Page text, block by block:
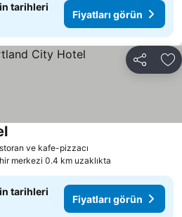
tarihleri
Fiyatları görün
Paylaş
ve kafe-pizzacı
merkezi 0.4 km uzaklıkta
tarihleri
Fiyatları görün